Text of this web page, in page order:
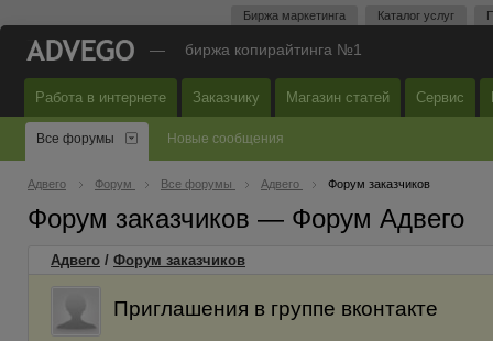
Биржа маркетинга Каталог услуг
— биржа копирайтинга №1
Работа в интернете Заказчику Магазин статей Сервис
Все форумы Новые сообщения
Адвего Форум Все форумы Адвего Форум заказчиков
Форум заказчиков — Форум Адвего
Адвего / Форум заказчиков
Приглашения в группе вконтакте